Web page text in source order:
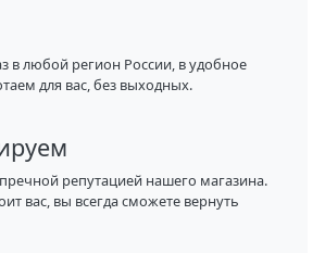
в любой регион России, в удобное
для вас, без выходных.
репутацией нашего магазина.
вас, вы всегда сможете вернуть